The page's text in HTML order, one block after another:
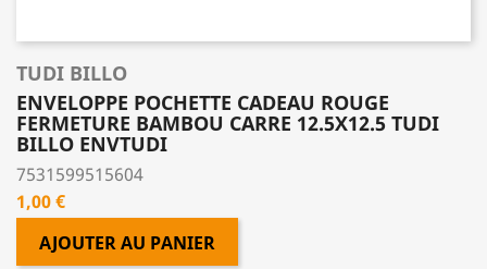
TUDI BILLO
ENVELOPPE POCHETTE CADEAU ROUGE
FERMETURE BAMBOU CARRE 12.5X12.5 TUDI
BILLO ENVTUDI
7531599515604
Prix
1,00 €
AJOUTER AU PANIER